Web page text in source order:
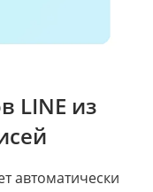
LINE из
автоматически